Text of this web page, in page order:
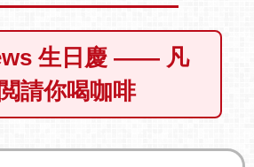
生日慶 —— 凡
請你喝咖啡